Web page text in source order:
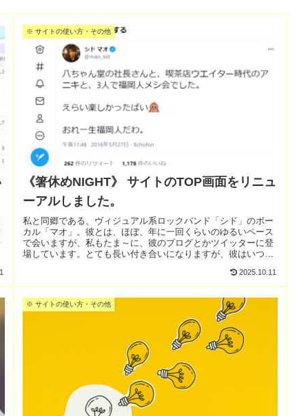
※ サイトの使い方・その他
《箸休めNIGHT》 サイトのTOP画面をリニュ
ーアルしました。
私と同郷である、ヴィジュアル系ロックバンド「シド」のボー
カル「マオ」。彼とは、ほぼ、年に一回くらいのゆるいペース
で会いますが、私もたま～に、彼のブログとかツイッターに登
場しています。とても長い付き合いになりますが、彼はいつ会
2025.10.11
※ サイトの使い方・その他